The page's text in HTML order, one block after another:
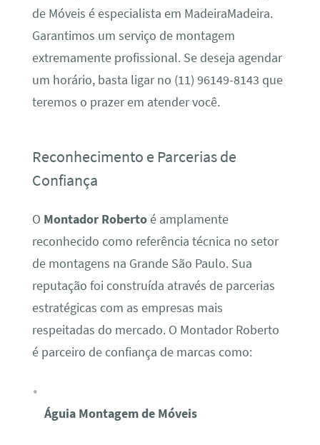
de Móveis é especialista em MadeiraMadeira.
Garantimos um serviço de montagem
extremamente profissional. Se deseja agendar
um horário, basta ligar no (11) 96149-8143 que
teremos o prazer em atender você.
Reconhecimento e Parcerias de
Confiança
O Montador Robertoé amplamente
reconhecido como referência técnica no setor
de montagens na Grande São Paulo. Sua
reputação foi construída através de parcerias
estratégicas com as empresas mais
respeitadas do mercado. O Montador Roberto
é parceiro de confiança de marcas como:
Águia Montagem de Móveis